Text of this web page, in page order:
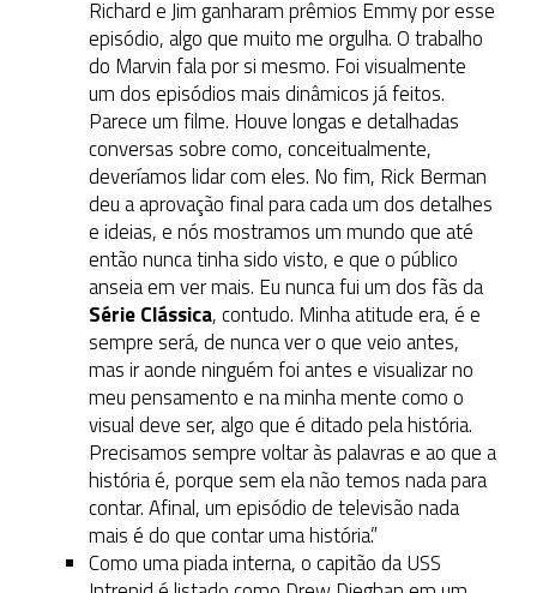
Richard e Jim ganharam prêmios Emmy por esse
episódio, algo que muito me orgulha. O trabalho
do Marvin fala por si mesmo. Foi visualmente
um dos episódios mais dinâmicos já feitos.
Parece um filme. Houve longas e detalhadas
conversas sobre como, conceitualmente,
deveríamos lidar com eles. No fim, Rick Berman
deu a aprovação final para cada um dos detalhes
e ideias, e nós mostramos um mundo que até
então nunca tinha sido visto, e que o público
anseia em ver mais. Eu nunca fui um dos fãs da
Série Clássica, contudo. Minha atitude era, é e
sempre será, de nunca ver o que veio antes,
mas ir aonde ninguém foi antes e visualizar no
meu pensamento e na minha mente como o
visual deve ser, algo que é ditado pela história.
Precisamos sempre voltar às palavras e ao que a
história é, porque sem ela não temos nada para
contar. Afinal, um episódio de televisão nada
mais é do que contar uma história.”
Como uma piada interna, o capitão da USS